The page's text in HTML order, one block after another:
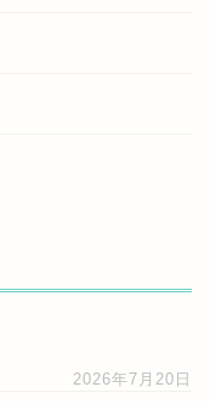
2026年7月20日